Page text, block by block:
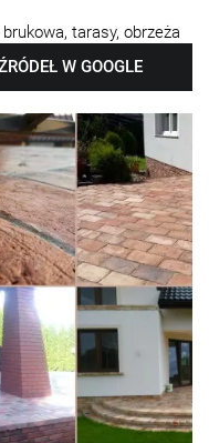
tarasy, obrzeża
W GOOGLE